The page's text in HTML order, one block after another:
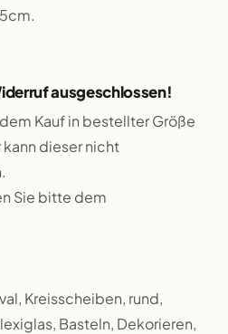
ausgeschlossen!
Kauf in bestellter Größe
dieser nicht
Sie bitte dem
Kreisscheiben, rund,
Basteln, Dekorieren,